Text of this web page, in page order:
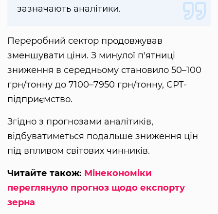
зазначають аналітики.
Переробний сектор продовжував
зменшувати ціни. З минулої п'ятниці
зниження в середньому становило 50–100
грн/тонну до 7100–7950 грн/тонну, СРТ-
підприємство.
Згідно з прогнозами аналітиків,
відбуватиметься подальше зниження цін
під впливом світових чинників.
Читайте також: Мінекономіки
переглянуло прогноз щодо експорту
зерна